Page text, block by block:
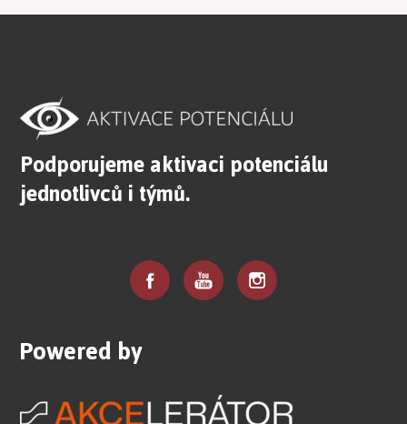
Podporujeme aktivaci potenciálu
jednotlivců i týmů.
Powered by